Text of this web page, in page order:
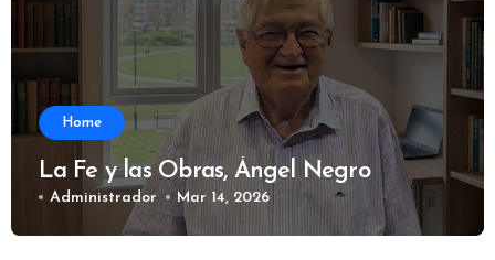
Home
La Fe y las Obras, Ángel Negro
Administrador Mar 14, 2026